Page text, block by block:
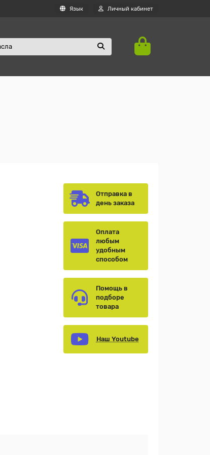
Язык Личный кабинет
Отправка в
день заказа
Оплата
любым
удобным
способом
Помощь в
подборе
товара
Наш Youtube